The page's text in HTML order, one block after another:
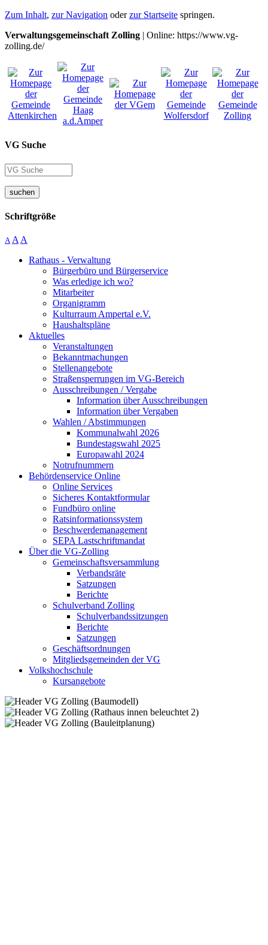
Zum Inhalt, zur Navigation oderzur Startseite springen.
Verwaltungsgemeinschaft Zolling | Online: https://www.vg-
zolling.de/
VG Suche
suchen
Schriftgröße
A A A
Rathaus - Verwaltung
Bürgerbüro und Bürgerservice
Was erledige ich wo?
Mitarbeiter
Organigramm
Kulturraum Ampertal e.V.
Haushaltspläne
Aktuelles
Veranstaltungen
Bekanntmachungen
Stellenangebote
Straßensperrungen im VG-Bereich
Ausschreibungen / Vergabe
Information über Ausschreibungen
Information über Vergaben
Wahlen / Abstimmungen
Kommunalwahl 2026
Bundestagswahl 2025
Europawahl 2024
Notrufnummern
Behördenservice Online
Online Services
Sicheres Kontaktformular
Fundbüro online
Ratsinformationssystem
Beschwerdemanagement
SEPA Lastschriftmandat
Über die VG-Zolling
Gemeinschaftsversammlung
Verbandsräte
Satzungen
Berichte
Schulverband Zolling
Schulverbandssitzungen
Berichte
Satzungen
Geschäftsordnungen
Mitgliedsgemeinden der VG
Volkshochschule
Kursangebote